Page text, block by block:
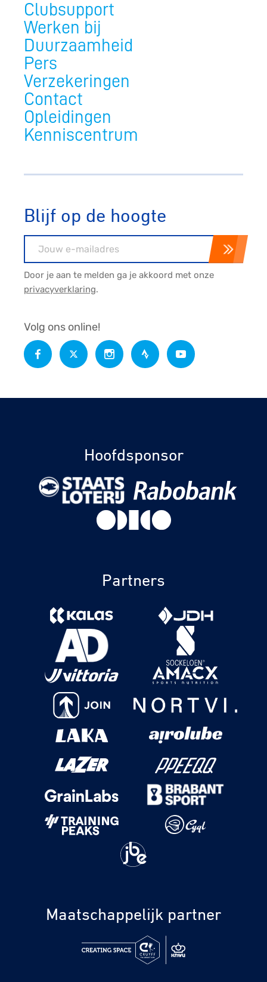
Clubsupport
Werken bij
Duurzaamheid
Pers
Verzekeringen
Contact
Opleidingen
Kenniscentrum
Blijf op de hoogte
Door je aan te melden ga je akkoord met onze
privacyverklaring.
Volg ons online!
Hoofdsponsor
Partners
Maatschappelijk partner